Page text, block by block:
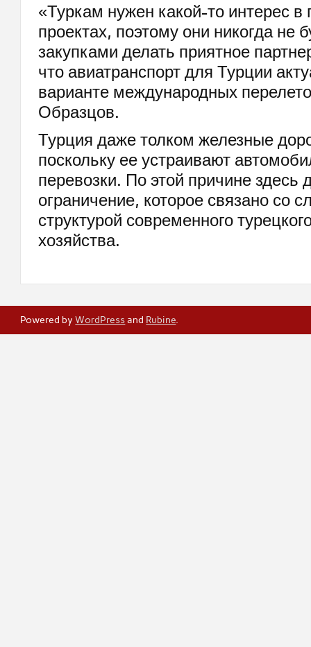
«Туркам нужен какой-то интерес в
проектах, поэтому они никогда не
закупками делать приятное
что авиатранспорт для Турции
варианте международных
Образцов.
Турция даже толком железные
поскольку ее устраивают
перевозки. По этой причине здесь
ограничение, которое связано со
структурой современного
хозяйства.
Powered byWordPressand Rubine